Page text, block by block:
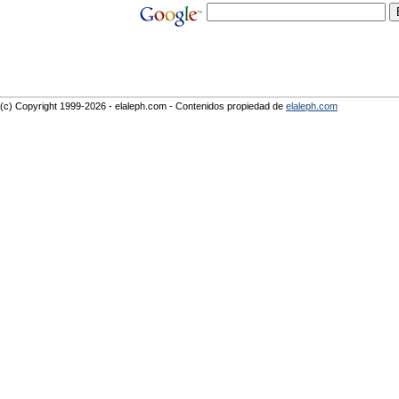
(c) Copyright 1999-2026 - elaleph.com - Contenidos propiedad de elaleph.com